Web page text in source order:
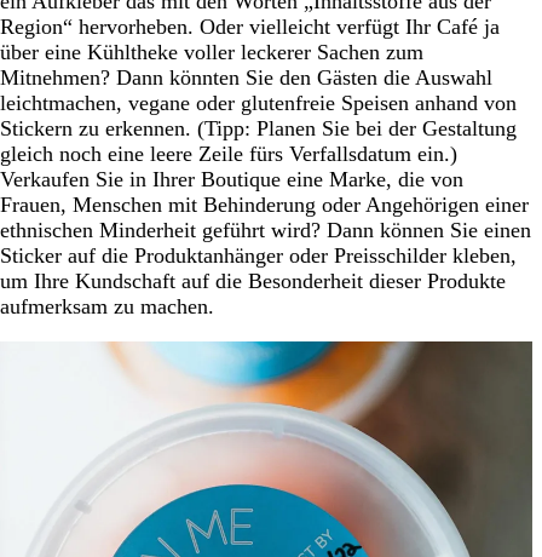
Region“ hervorheben. Oder vielleicht verfügt Ihr Café ja
über eine Kühltheke voller leckerer Sachen zum
Mitnehmen? Dann könnten Sie den Gästen die Auswahl
leichtmachen, vegane oder glutenfreie Speisen anhand von
Stickern zu erkennen. (Tipp: Planen Sie bei der Gestaltung
gleich noch eine leere Zeile fürs Verfallsdatum ein.)
Verkaufen Sie in Ihrer Boutique eine Marke, die von
Frauen, Menschen mit Behinderung oder Angehörigen einer
ethnischen Minderheit geführt wird? Dann können Sie einen
Sticker auf die Produktanhänger oder Preisschilder kleben,
um Ihre Kundschaft auf die Besonderheit dieser Produkte
aufmerksam zu machen.